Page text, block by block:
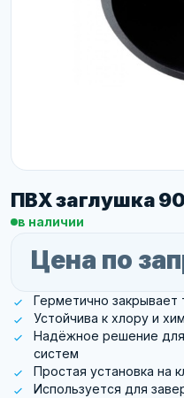
ПВХ заглушка
в наличии
Цена по
Герметично закрывает
Устойчива к хлору и
Надёжное решение
систем
Простая установка на
Используется для